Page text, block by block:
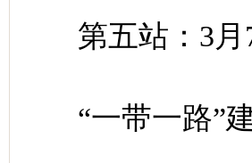
第五站：3
“一带一路”